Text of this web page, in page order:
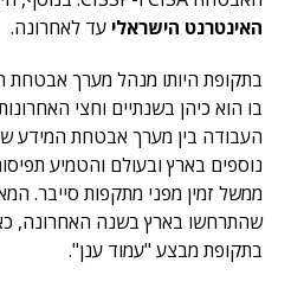
האינטרנט הישראלי עד לאחרונה.
בתקופת היותו מנהל מערך אבטחת
בו הוא כיהן בשנתיים וחצי
העבודה בין מערך אבטחת המידע
נוספים בארץ ובעולם והטמיע
ממשל זמין מפני מתקפות סייבר.
שהתרחשו בארץ בשנה האחרונה,
בתקופת מבצע "עמוד ענן".